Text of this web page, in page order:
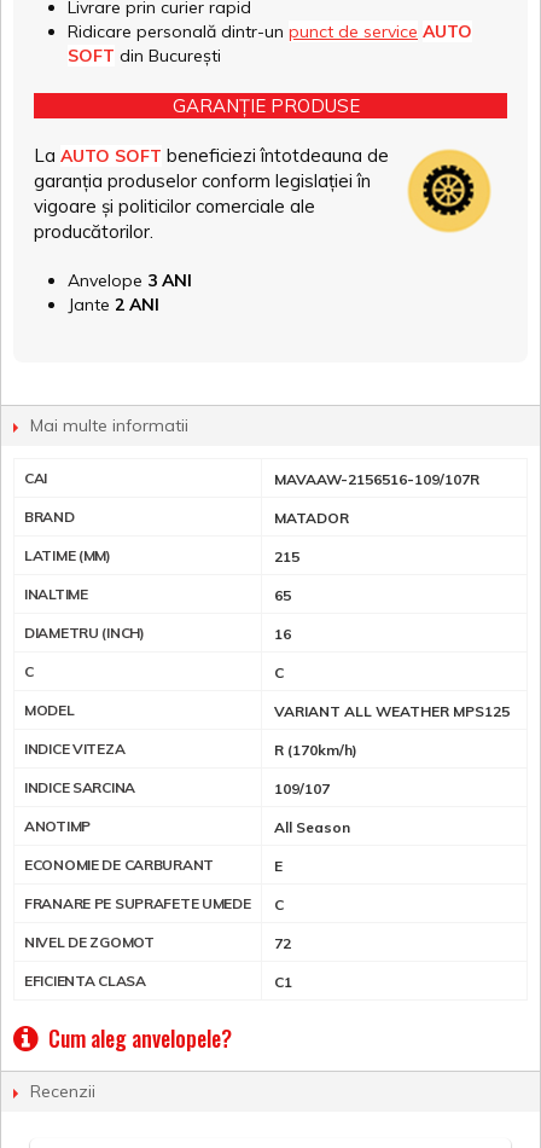
Livrare prin curier rapid
Ridicare personală dintr-un punct de service AUTO
SOFT din București
GARANȚIE PRODUSE
La AUTO SOFT beneficiezi întotdeauna de
garanția produselor conform legislației în
vigoare și politicilor comerciale ale
producătorilor.
Anvelope 3 ANI
Jante 2 ANI
Mai multe informatii
CAI MAVAAW-2156516-109/107R
BRAND MATADOR
LATIME (MM) 215
INALTIME 65
DIAMETRU (INCH) 16
C C
MODEL VARIANT ALL WEATHER MPS125
INDICE VITEZA R (170km/h)
INDICE SARCINA 109/107
ANOTIMP All Season
ECONOMIE DE CARBURANT E
FRANARE PE SUPRAFETE UMEDE C
NIVEL DE ZGOMOT 72
EFICIENTA CLASA C1
Cum aleg anvelopele?
Recenzii